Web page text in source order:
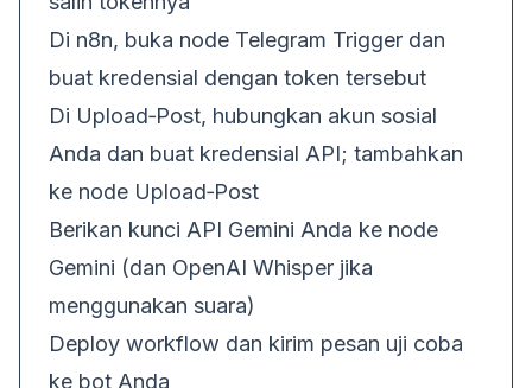
Di n8n, buka node Telegram Trigger dan
buat kredensial dengan token tersebut
Di Upload‑Post, hubungkan akun sosial
Anda dan buat kredensial API; tambahkan
ke node Upload‑Post
Berikan kunci API Gemini Anda ke node
Gemini (dan OpenAI Whisper jika
menggunakan suara)
Deploy workflow dan kirim pesan uji coba
ke bot Anda